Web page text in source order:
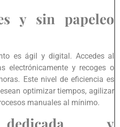
y sin papeleo
es ágil y digital. Accedes al
electrónicamente y recoges o
Este nivel de eficiencia es
optimizar tiempos, agilizar
manuales al mínimo.